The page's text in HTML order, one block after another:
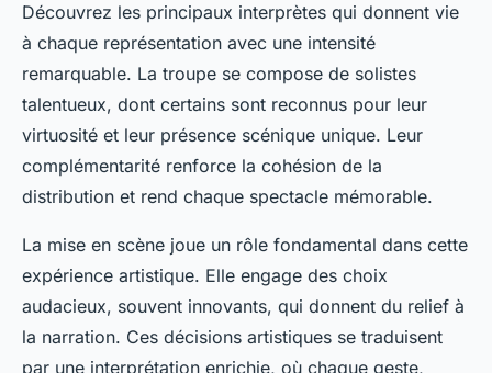
Découvrez les principaux interprètes qui donnent vie
à chaque représentation avec une intensité
remarquable. La troupe se compose de solistes
talentueux, dont certains sont reconnus pour leur
virtuosité et leur présence scénique unique. Leur
complémentarité renforce la cohésion de la
distribution et rend chaque spectacle mémorable.
La mise en scène joue un rôle fondamental dans cette
expérience artistique. Elle engage des choix
audacieux, souvent innovants, qui donnent du relief à
la narration. Ces décisions artistiques se traduisent
par une interprétation enrichie, où chaque geste,